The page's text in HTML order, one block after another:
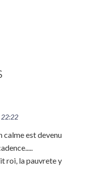
22:22
calme est devenu
roi, la pauvrete y